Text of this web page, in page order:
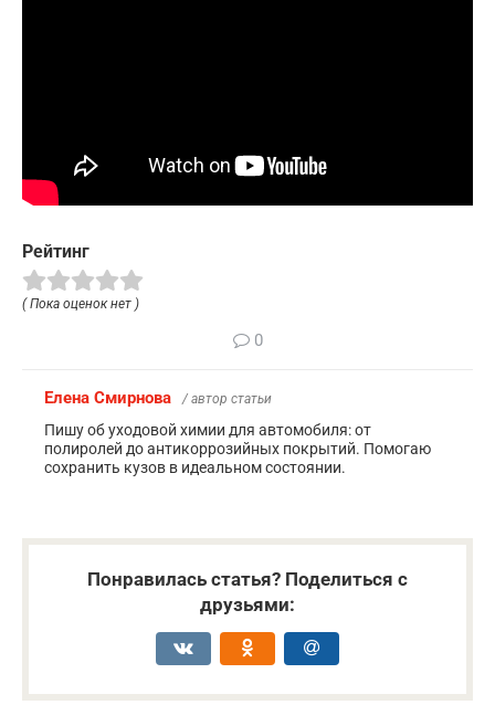
Рейтинг
( Пока оценок нет )
0
Елена Смирнова / автор статьи
Пишу об уходовой химии для автомобиля: от
полиролей до антикоррозийных покрытий. Помогаю
сохранить кузов в идеальном состоянии.
Понравилась статья? Поделиться с
друзьями: